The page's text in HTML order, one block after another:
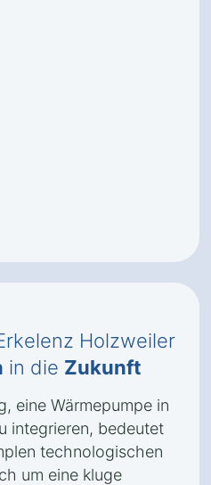
Holzweiler
in die Zukunft
eine Wärmepumpe in
integrieren, bedeutet
technologischen
um eine kluge